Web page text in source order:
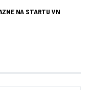
NA STARTU VN